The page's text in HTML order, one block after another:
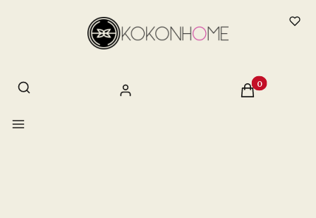
Otwórz wyszukiwarkę
Szukaj Zaloguj się Produkty w
Koszyk
Menu